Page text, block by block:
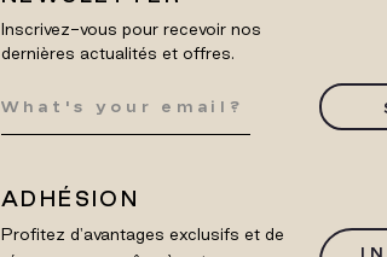
Inscrivez-vous pour recevoir nos
dernières actualités et offres.
ADHÉSION
Profitez d'avantages exclusifs et de